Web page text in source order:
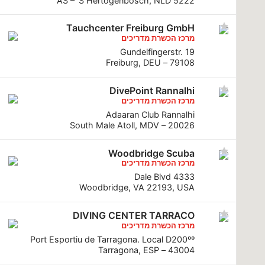
Tauchcenter Freiburg GmbH
מרכז הכשרת מדריכים
Gundelfingerstr. 19
79108 – Freiburg, DEU
DivePoint Rannalhi
מרכז הכשרת מדריכים
Adaaran Club Rannalhi
20026 – South Male Atoll, MDV
Woodbridge Scuba
מרכז הכשרת מדריכים
4333 Dale Blvd
Woodbridge, VA 22193, USA
DIVING CENTER TARRACO
מרכז הכשרת מדריכים
Port Esportiu de Tarragona. Local D200ºº
43004 – Tarragona, ESP